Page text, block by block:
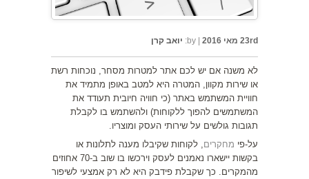
23rd מאי 2016 |
by: יואב קרן
לא משנה אם יש לכם אתר למטרות מסחר, נוכחות רשת
או שירות מקוון, המטרה היא למטב באופן מתמיד את
חוויית המשתמש באתר (כי חוויה חיובית תעודד את
המשתמשים להפוך ללקוחות) ולהשתמש בו לקבלת
תגובות גולשים על שירותי העסק ומוצריו.
על-פי מחקרים , לקוחות שקיבלו מענה לתלונות או
בקשות יישארו נאמנים לעסק וירכשו בו שוב ב-70 אחוזים
מהמקרים. כך שקבלת פידבק היא לא רק אמצעי לשיפור